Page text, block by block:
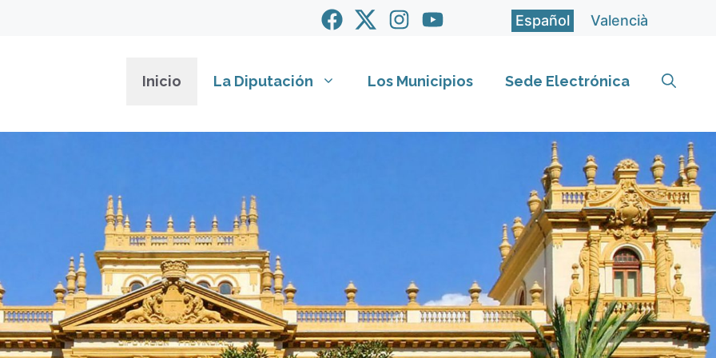
Español Valencià
Inicio La Diputación Los Municipios Sede Electrónica